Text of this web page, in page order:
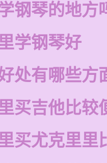
钢琴的地方
学钢琴好
处有哪些方
买吉他比较
买尤克里里